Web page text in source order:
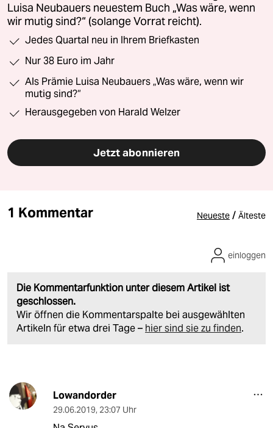
Luisa Neubauers neuestem Buch „Was wäre, wenn
wir mutig sind?“ (solange Vorrat reicht).
Jedes Quartal neu in Ihrem Briefkasten
Nur 38 Euro im Jahr
Als Prämie Luisa Neubauers „Was wäre, wenn wir
mutig sind?“
Herausgegeben von Harald Welzer
Jetzt abonnieren
1 Kommentar Neueste / Älteste
Die Kommentarfunktion unter diesem Artikel ist
geschlossen.
Wir öffnen die Kommentarspalte bei ausgewählten
Artikeln für etwa drei Tage – hier sind sie zu finden.
einloggen
Lowandorder
29.06.2019, 23:07 Uhr